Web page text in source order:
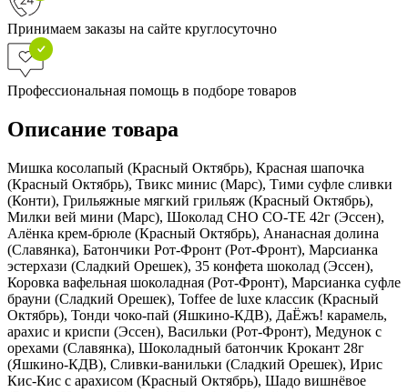
Принимаем заказы на сайте круглосуточно
Профессиональная помощь в подборе товаров
Описание товара
Мишка косолапый (Красный Октябрь), Красная шапочка
(Красный Октябрь), Твикс минис (Марс), Тими суфле сливки
(Конти), Грильяжные мягкий грильяж (Красный Октябрь),
Милки вей мини (Марс), Шоколад СHO CO-TE 42г (Эссен),
Алёнка крем-брюле (Красный Октябрь), Ананасная долина
(Славянка), Батончики Рот-Фронт (Рот-Фронт), Марсианка
эстерхази (Сладкий Орешек), 35 конфета шоколад (Эссен),
Коровка вафельная шоколадная (Рот-Фронт), Марсианка суфле
брауни (Сладкий Орешек), Toffee de luxe классик (Красный
Октябрь), Тонди чоко-пай (Яшкино-КДВ), ДаЁжъ! карамель,
арахис и криспи (Эссен), Васильки (Рот-Фронт), Медунок с
орехами (Славянка), Шоколадный батончик Крокант 28г
(Яшкино-КДВ), Сливки-ванильки (Сладкий Орешек), Ирис
Кис-Кис с арахисом (Красный Октябрь), Шадо вишнёвое